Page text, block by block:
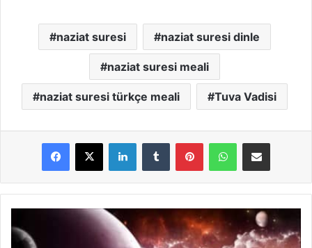
naziat suresi naziat suresi dinle
naziat suresi meali
naziat suresi türkçe meali Tuva Vadisi
b